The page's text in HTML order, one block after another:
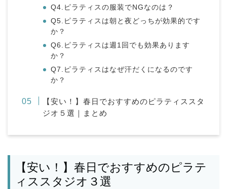
Q4.ピラティスの服装でNGなのは？
Q5.ピラティスは朝と夜どっちが効果的です
か？
Q6.ピラティスは週1回でも効果あります
か？
Q7.ピラティスはなぜ汗だくになるのです
か？
【安い！】春日でおすすめのピラティススタ
ジオ５選｜まとめ
【安い！】春日でおすすめのピラテ
ィススタジオ３選